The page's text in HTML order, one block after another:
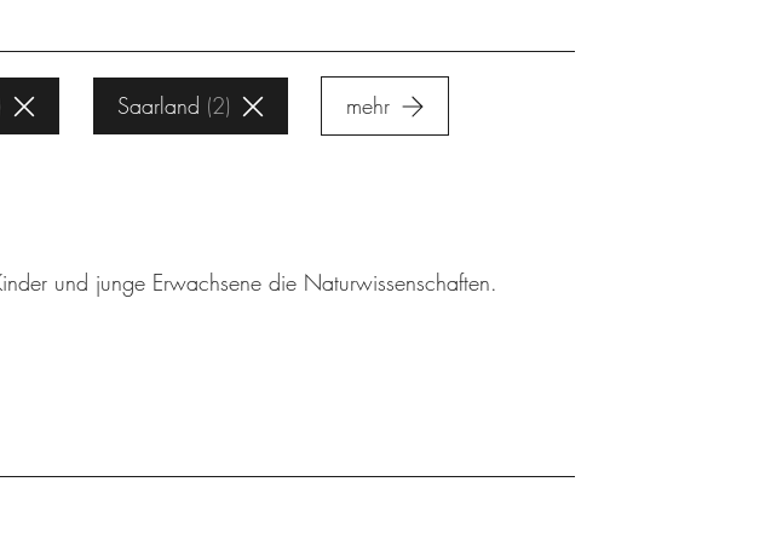
Saarland 2 mehr
und junge Erwachsene die Naturwissenschaften.